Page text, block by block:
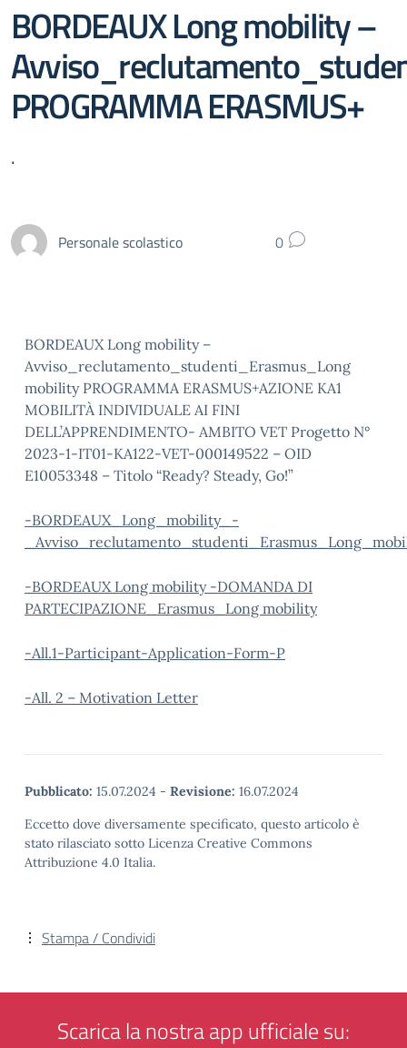
BORDEAUX Long mobility –
PROGRAMMA ERASMUS+
.
Personale scolastico 0
BORDEAUX Long mobility –
Avviso_reclutamento_studenti_Erasmus_Long
mobility PROGRAMMA ERASMUS+AZIONE KA1
MOBILITÀ INDIVIDUALE AI FINI
DELL’APPRENDIMENTO- AMBITO VET Progetto N°
2023-1-IT01-KA122-VET-000149522 – OID
E10053348 – Titolo “Ready? Steady, Go!”
-BORDEAUX_Long_mobility_-
-BORDEAUX Long mobility -DOMANDA DI
PARTECIPAZIONE_Erasmus_Long mobility
-All.1-Participant-Application-Form-P
-All. 2 – Motivation Letter
Pubblicato: 15.07.2024 - Revisione: 16.07.2024
Eccetto dove diversamente specificato, questo articolo è
stato rilasciato sotto Licenza Creative Commons
Attribuzione 4.0 Italia.
Stampa / Condividi
Scarica la nostra app ufficiale su: